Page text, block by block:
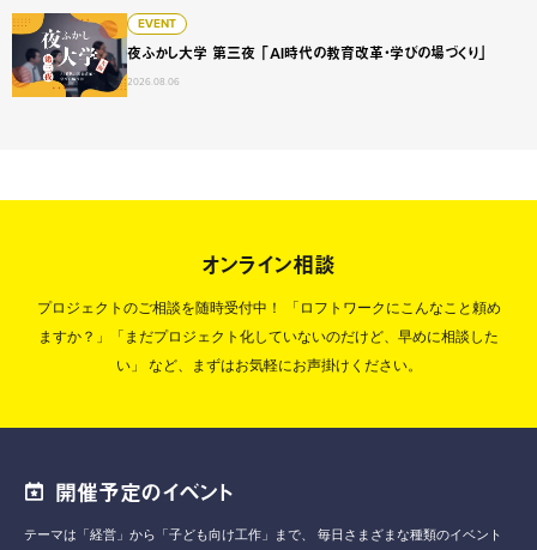
EVENT
夜ふかし大学 第三夜 「AI時代の教育改革・学びの場づくり」
2026.08.06
夜ふかし大学 第三夜 「AI時代の教育改革・学びの場づくり」
オンライン相談
プロジェクトのご相談を随時受付中！
「ロフトワークにこんなこと頼め
ますか？」「まだプロジェクト化していないのだけど、早めに相談した
い」
など、まずはお気軽にお声掛けください。
開催予定のイベント
テーマは「経営」から「子ども向け工作」まで、
毎日さまざまな種類のイベント